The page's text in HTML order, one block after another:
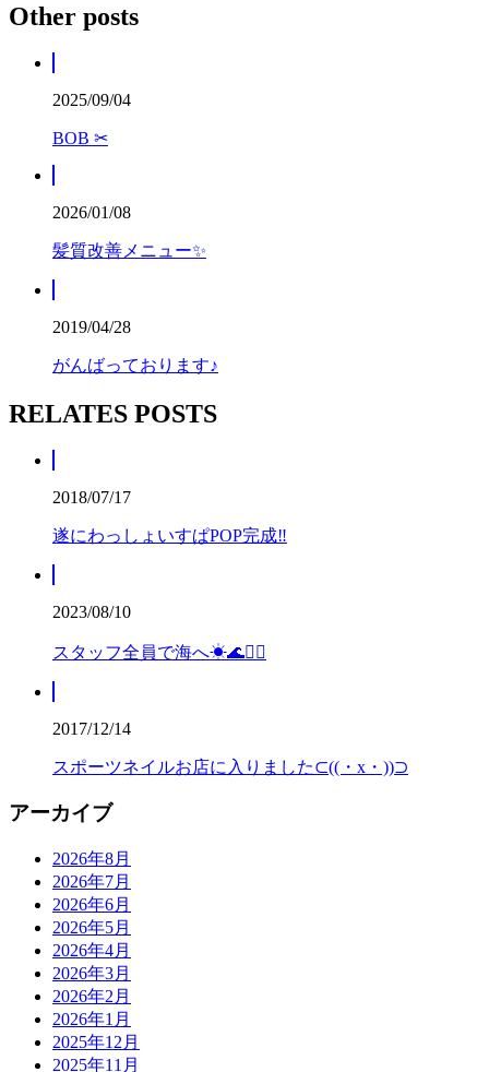
Other posts
2025/09/04
BOB ✂︎
2026/01/08
髪質改善メニュー✨
2019/04/28
がんばっております♪
RELATES POSTS
2018/07/17
遂にわっしょいすぱPOP完成‼️
2023/08/10
スタッフ全員で海へ☀🌊🏊‍♂️
2017/12/14
スポーツネイルお店に入りました⊂((・x・))⊃
アーカイブ
2026年8月
2026年7月
2026年6月
2026年5月
2026年4月
2026年3月
2026年2月
2026年1月
2025年12月
2025年11月